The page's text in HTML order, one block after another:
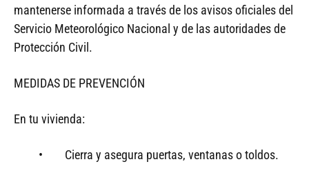
mantenerse informada a través de los avisos oficiales del
Servicio Meteorológico Nacional y de las autoridades de
Protección Civil.
MEDIDAS DE PREVENCIÓN
En tu vivienda:
• Cierra y asegura puertas, ventanas o toldos.